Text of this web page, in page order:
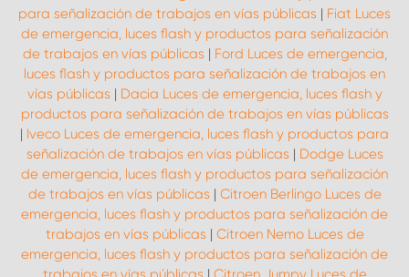
para señalización de trabajos en vías públicas | Fiat Luces
de emergencia, luces flash y productos para señalización
de trabajos en vías públicas | Ford Luces de emergencia,
luces flash y productos para señalización de trabajos en
vías públicas | Dacia Luces de emergencia, luces flash y
productos para señalización de trabajos en vías públicas
| Iveco Luces de emergencia, luces flash y productos para
señalización de trabajos en vías públicas | Dodge Luces
de emergencia, luces flash y productos para señalización
de trabajos en vías públicas | Citroen Berlingo Luces de
emergencia, luces flash y productos para señalización de
trabajos en vías públicas | Citroen Nemo Luces de
emergencia, luces flash y productos para señalización de